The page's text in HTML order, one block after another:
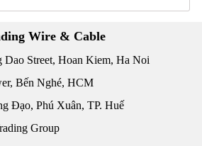
Wire & Cable
Street, Hoan Kiem, Ha Noi
Bến Nghé, HCM
Đạo, Phú Xuân, TP. Huế
Group